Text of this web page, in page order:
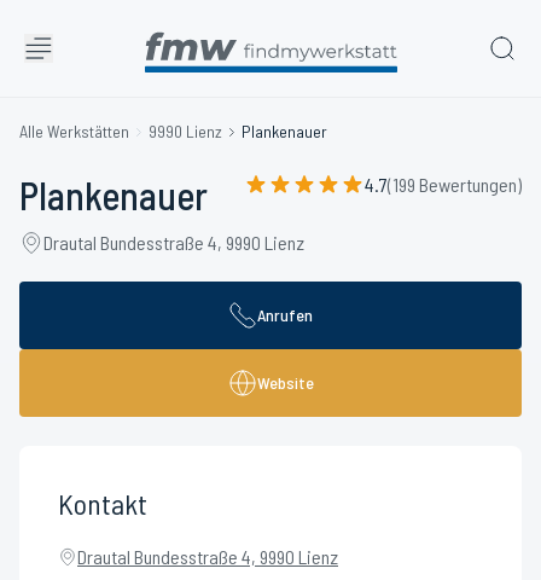
Alle Werkstätten 9990 Lienz Plankenauer
Plankenauer 4.7(199 Bewertungen)
Drautal Bundesstraße 4, 9990 Lienz
Anrufen
Website
Kontakt
Drautal Bundesstraße 4, 9990 Lienz